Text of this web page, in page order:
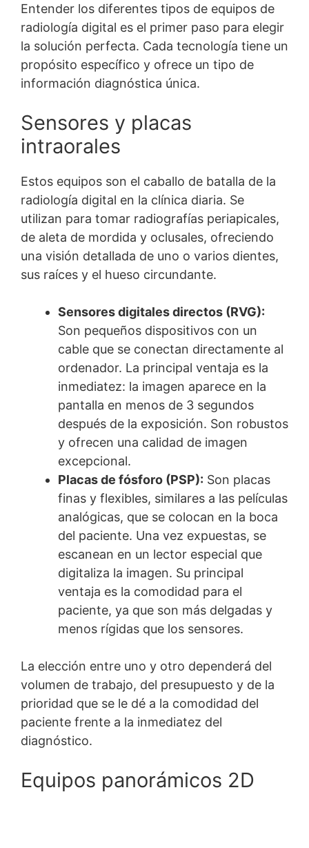
Entender los diferentes tipos de equipos de
radiología digital es el primer paso para elegir
la solución perfecta. Cada tecnología tiene un
propósito específico y ofrece un tipo de
información diagnóstica única.
Sensores y placas
intraorales
Estos equipos son el caballo de batalla de la
radiología digital en la clínica diaria. Se
utilizan para tomar radiografías periapicales,
de aleta de mordida y oclusales, ofreciendo
una visión detallada de uno o varios dientes,
sus raíces y el hueso circundante.
Sensores digitales directos (RVG):
Son pequeños dispositivos con un
cable que se conectan directamente al
ordenador. La principal ventaja es la
inmediatez: la imagen aparece en la
pantalla en menos de 3 segundos
después de la exposición. Son robustos
y ofrecen una calidad de imagen
excepcional.
Placas de fósforo (PSP): Son placas
finas y flexibles, similares a las películas
analógicas, que se colocan en la boca
del paciente. Una vez expuestas, se
escanean en un lector especial que
digitaliza la imagen. Su principal
ventaja es la comodidad para el
paciente, ya que son más delgadas y
menos rígidas que los sensores.
La elección entre uno y otro dependerá del
volumen de trabajo, del presupuesto y de la
prioridad que se le dé a la comodidad del
paciente frente a la inmediatez del
diagnóstico.
Equipos panorámicos 2D